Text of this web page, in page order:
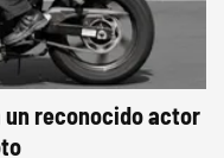
reconocido actor